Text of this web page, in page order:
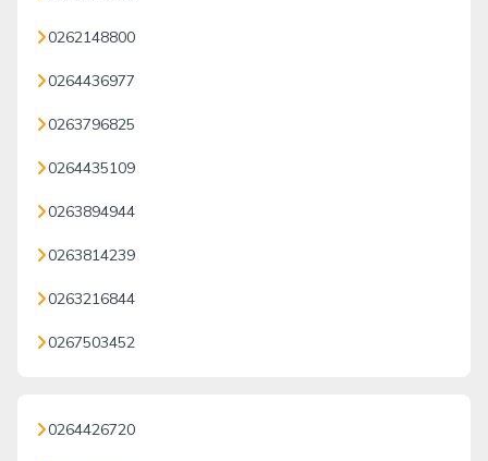
0262148800
0264436977
0263796825
0264435109
0263894944
0263814239
0263216844
0267503452
0264426720